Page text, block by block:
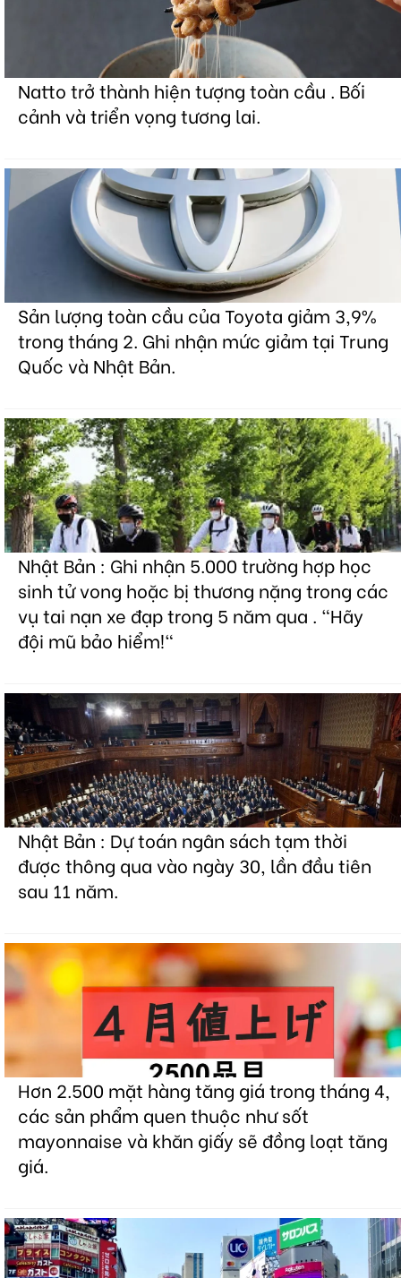
Natto trở thành hiện tượng toàn cầu . Bối
cảnh và triển vọng tương lai.
Sản lượng toàn cầu của Toyota giảm 3,9%
trong tháng 2. Ghi nhận mức giảm tại Trung
Quốc và Nhật Bản.
Nhật Bản : Ghi nhận 5.000 trường hợp học
sinh tử vong hoặc bị thương nặng trong các
vụ tai nạn xe đạp trong 5 năm qua . "Hãy
đội mũ bảo hiểm!"
Nhật Bản : Dự toán ngân sách tạm thời
được thông qua vào ngày 30, lần đầu tiên
sau 11 năm.
Hơn 2.500 mặt hàng tăng giá trong tháng 4,
các sản phẩm quen thuộc như sốt
mayonnaise và khăn giấy sẽ đồng loạt tăng
giá.